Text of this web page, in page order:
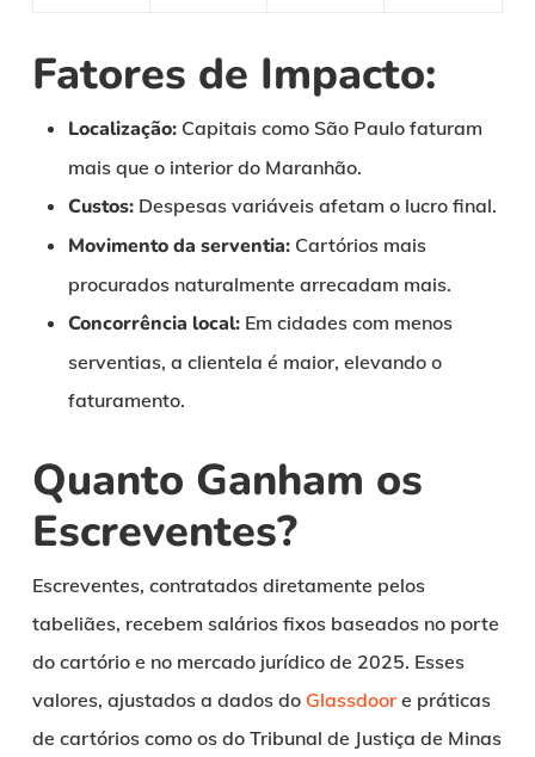
Fatores de Impacto:
Localização:Capitais como São Paulo faturam
mais que o interior do Maranhão.
Custos:Despesas variáveis afetam o lucro final.
Movimento da serventia:Cartórios mais
procurados naturalmente arrecadam mais.
Concorrência local:Em cidades com menos
serventias, a clientela é maior, elevando o
faturamento.
Quanto Ganham os
Escreventes?
Escreventes, contratados diretamente pelos
tabeliães, recebem salários fixos baseados no porte
do cartório e no mercado jurídico de 2025. Esses
valores, ajustados a dados do Glassdoore práticas
de cartórios como os do Tribunal de Justiça de Minas